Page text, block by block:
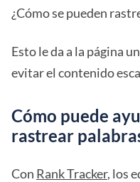
¿Cómo se pueden
Esto le da a la página
evitar el contenido
Cómo puede
rastrear
Con Rank Tracker, los